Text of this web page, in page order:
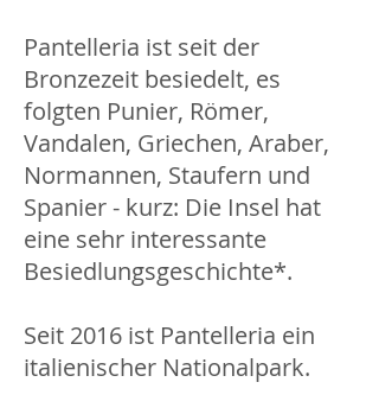
Pantelleria ist seit der
Bronzezeit besiedelt, es
folgten Punier, Römer,
Vandalen, Griechen, Araber,
Normannen, Staufern und
Spanier - kurz: Die Insel hat
eine sehr interessante
Besiedlungsgeschichte*.
Seit 2016 ist Pantelleria ein
italienischer Nationalpark.